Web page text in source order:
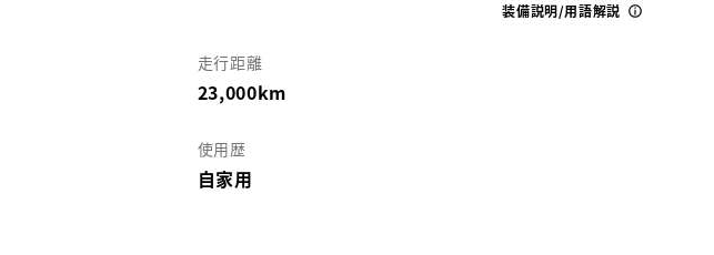
装備説明/用語解説
走行距離
23,000km
使用歴
自家用